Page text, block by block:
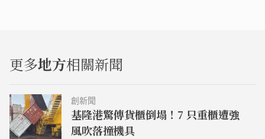
更多地方相關新聞
創新聞
基隆港驚傳貨櫃倒塌！7 只重櫃遭強
風吹落撞機具